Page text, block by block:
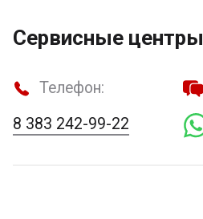
Сервисные центры
Телефон:
8 383 242-99-22